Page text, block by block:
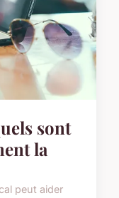
sont
la
peut aider